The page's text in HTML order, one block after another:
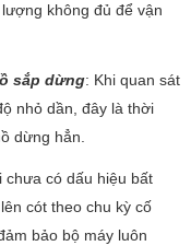
không đủ để vận
sắp dừng: Khi quan sát
nhỏ dần, đây là thời
dừng hẳn.
chưa có dấu hiệu bất
cót theo chu kỳ cố
bảo bộ máy luôn